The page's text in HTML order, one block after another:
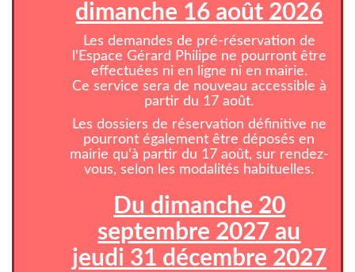
dimanche 16 août 2026
Les demandes de pré-réservation de
l'Espace Gérard Philipe ne pourront être
effectuées ni en ligne ni en mairie.
Ce service sera de nouveau accessible à
partir du 17 août.
Les dossiers de réservation définitive ne
pourront également être déposés en
mairie qu'à partir du 17 août, sur rendez-
vous, selon les modalités habituelles.
Du dimanche 20
septembre 2027 au
jeudi 31 décembre 2027